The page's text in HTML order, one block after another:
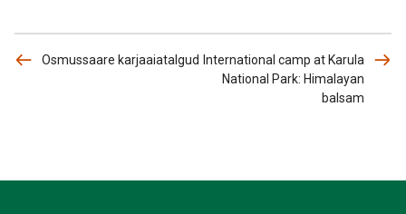
Osmussaare karjaaiatalgud International camp at Karula
National Park: Himalayan
balsam